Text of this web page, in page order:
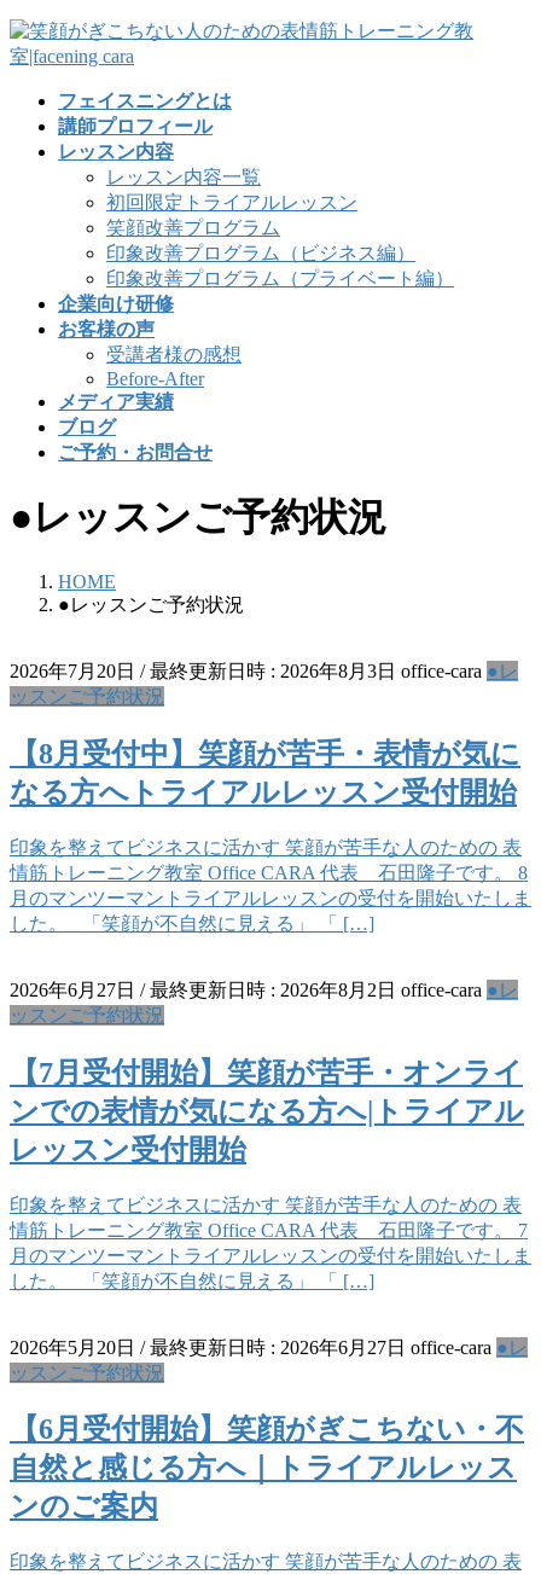
フェイスニングとは
講師プロフィール
レッスン内容
レッスン内容一覧
初回限定トライアルレッスン
笑顔改善プログラム
印象改善プログラム（ビジネス編）
印象改善プログラム（プライベート編）
企業向け研修
お客様の声
受講者様の感想
Before-After
メディア実績
ブログ
ご予約・お問合せ
●レッスンご予約状況
HOME
●レッスンご予約状況
2026年7月20日 / 最終更新日時 : 2026年8月3日 office-cara ●レ
ッスンご予約状況
【8月受付中】笑顔が苦手・表情が気に
なる方へトライアルレッスン受付開始
印象を整えてビジネスに活かす 笑顔が苦手な人のための 表
情筋トレーニング教室 Office CARA 代表 石田隆子です。 8
月のマンツーマントライアルレッスンの受付を開始いたしま
した。 「笑顔が不自然に見える」 「 […]
2026年6月27日 / 最終更新日時 : 2026年8月2日 office-cara ●レ
ッスンご予約状況
【7月受付開始】笑顔が苦手・オンライ
ンでの表情が気になる方へ|トライアル
レッスン受付開始
印象を整えてビジネスに活かす 笑顔が苦手な人のための 表
情筋トレーニング教室 Office CARA 代表 石田隆子です。 7
月のマンツーマントライアルレッスンの受付を開始いたしま
した。 「笑顔が不自然に見える」 「 […]
2026年5月20日 / 最終更新日時 : 2026年6月27日 office-cara ●レ
ッスンご予約状況
【6月受付開始】笑顔がぎこちない・不
自然と感じる方へ｜トライアルレッス
ンのご案内
印象を整えてビジネスに活かす 笑顔が苦手な人のための 表